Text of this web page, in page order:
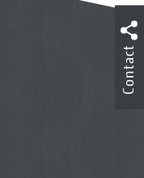
Contact